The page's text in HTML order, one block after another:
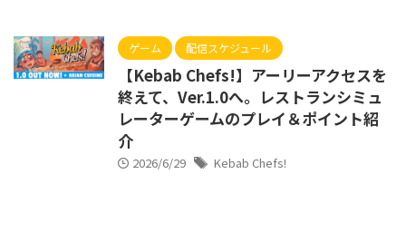
ゲーム 配信スケジュール
【Kebab Chefs!】アーリーアクセスを
終えて、Ver.1.0へ。レストランシミュ
レーターゲームのプレイ＆ポイント紹
介
2026/6/29 Kebab Chefs!